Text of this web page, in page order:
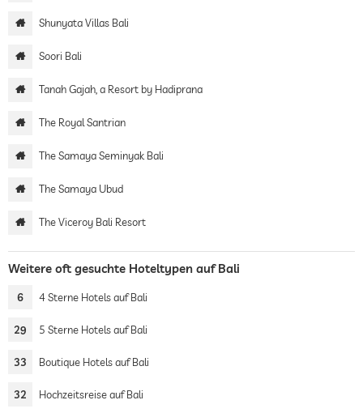
Shunyata Villas Bali
Soori Bali
Tanah Gajah, a Resort by Hadiprana
The Royal Santrian
The Samaya Seminyak Bali
The Samaya Ubud
The Viceroy Bali Resort
Weitere oft gesuchte Hoteltypen auf Bali
6 4 Sterne Hotels auf Bali
29 5 Sterne Hotels auf Bali
33 Boutique Hotels auf Bali
32 Hochzeitsreise auf Bali